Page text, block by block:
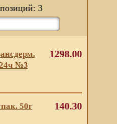
3
№3
1298.00
50г
140.30